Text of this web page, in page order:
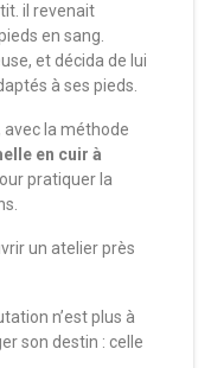
il revenait
en sang.
et décida de lui
à ses pieds.
avec la méthode
en cuir à
pratiquer la
un atelier près
n’est plus à
son destin : celle